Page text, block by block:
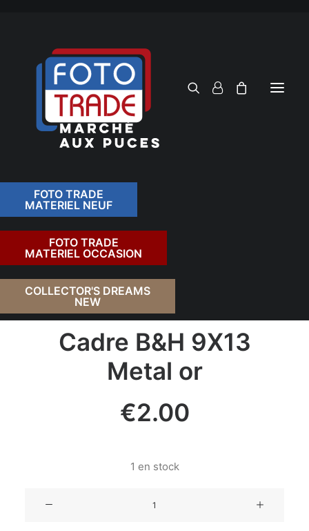
FOTO TRADE
MATERIEL NEUF
FOTO TRADE
MATERIEL OCCASION
COLLECTOR'S DREAMS
NEW
RETOUR
Cadre B&H 9X13
Metal or
€2.00
1 en stock